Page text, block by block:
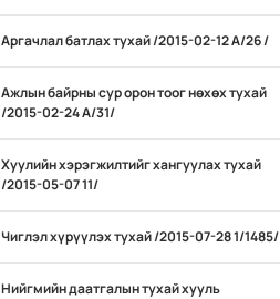
Аргачлал батлах тухай /2015-02-12 А/26 /
Ажлын байрны сур орон тоог нөхөх тухай
/2015-02-24 А/31/
Хуулийн хэрэгжилтийг хангуулах тухай
/2015-05-07 11/
Чиглэл хүрүүлэх тухай /2015-07-28 1/1485/
Нийгмийн даатгалын тухай хууль